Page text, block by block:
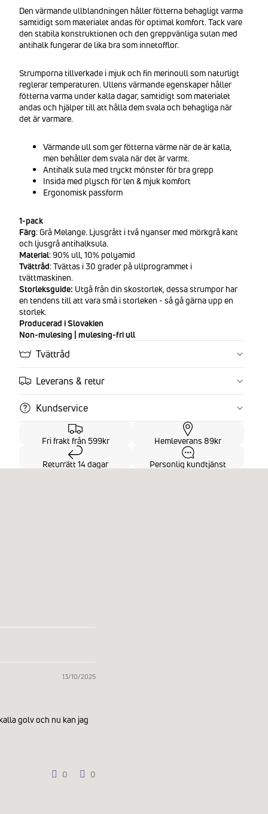
Den värmande ullblandningen håller fötterna behagligt varma
samtidigt som materialet andas för optimal komfort. Tack vare
den stabila konstruktionen och den greppvänliga sulan med
antihalk fungerar de lika bra som innetofflor.
Strumporna tillverkade i mjuk och fin merinoull som naturligt
reglerar temperaturen. Ullens värmande egenskaper håller
fötterna varma under kalla dagar, samtidigt som materialet
andas och hjälper till att hålla dem svala och behagliga när
det är varmare.
Värmande ull som ger fötterna värme när de är kalla,
men behåller dem svala när det är varmt.
Antihalk sula med tryckt mönster för bra grepp
Insida med plysch för len & mjuk komfort
Ergonomisk passform
1-pack
Färg: Grå Melange. Ljusgrått i två nyanser med mörkgrå kant
och ljusgrå antihalksula.
Material: 90% ull, 10% polyamid
Tvättråd: Tvättas i 30 grader på ullprogrammet i
tvättmaskinen.
Storleksguide: Utgå från din skostorlek, dessa strumpor har
en tendens till att vara små i storleken - så gå gärna upp en
storlek.
Producerad i Slovakien
Non-mulesing | mulesing-fri ull
Tvättråd
Leverans & retur
Kundservice
Fri frakt från 599kr Hemleverans 89kr
Returrätt 14 dagar Personlig kundtjänst
13/10/2025
golv och nu kan jag
0 0